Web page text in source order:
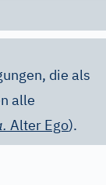
die als
alle
Alter Ego).